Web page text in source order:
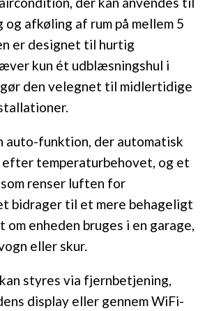
og afkøling af rum på mellem 5
er designet til hurtig
kun ét udblæsningshul i
den velegnet til midlertidige
auto-funktion, der automatisk
temperaturbehovet, og et
renser luften for
bidrager til et mere behageligt
om enheden bruges i en garage,
eller skur.
styres via fjernbetjening,
display eller gennem WiFi-